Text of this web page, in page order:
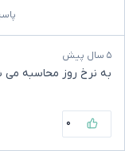
۵ سال پیش
به نرخ روز محاسبه می
۰